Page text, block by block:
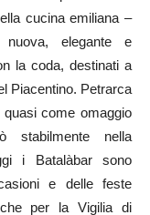
cucina emiliana –
elegante e
la coda, destinati a
Piacentino. Petrarca
come omaggio
stabilmente nella
i Batalàbar sono
e delle feste
per la Vigilia di